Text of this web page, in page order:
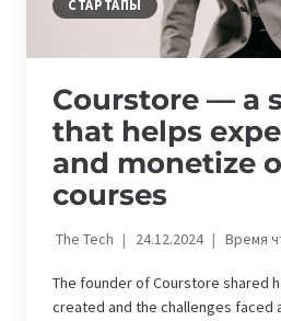
СТАРТАПЫ
Courstore — a
that helps
and monetize
courses
The Tech 24.12.2024 Время
The founder of Courstore shared
created and the challenges faced